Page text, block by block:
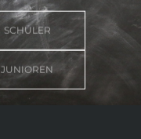
SCHÜLER
JUNIOREN